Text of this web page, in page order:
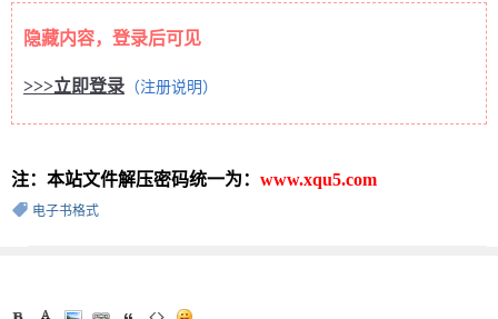
隐藏内容，登录后可见
>>>立即登录 （注册说明）
注：本站文件解压密码统一为： www.xqu5.com
电子书格式